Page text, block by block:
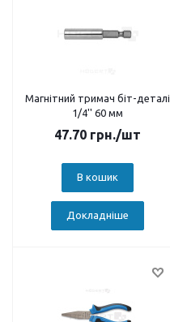
Магнітний тримач біт-деталі
1/4'' 60 мм
47.70 грн./шт
В кошик
Докладніше